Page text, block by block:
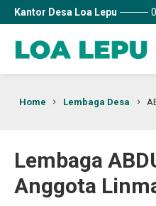
Kantor Desa Loa Lepu
Home Lembaga Desa
Lembaga
Anggota